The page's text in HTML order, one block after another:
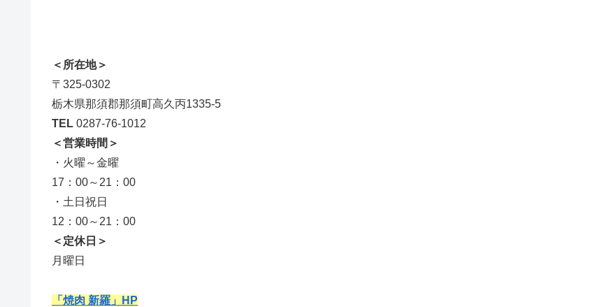
＜所在地＞
〒325-0302
栃木県那須郡那須町高久丙1335-5
TEL 0287-76-1012
＜営業時間＞
・火曜～金曜
17：00～21：00
・土日祝日
12：00～21：00
＜定休日＞
月曜日
「焼肉 新羅」HP